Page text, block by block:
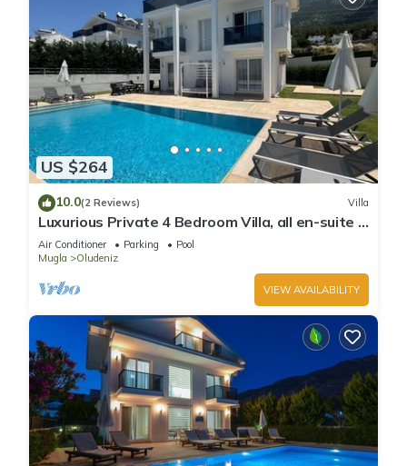
US $264
10.0(2 Reviews) Villa
Luxurious Private 4 Bedroom Villa, all en-suite 5
minutes to Oludeniz Beach
Air Conditioner Parking
Pool
Mugla
Oludeniz
VIEW AVAILABILITY